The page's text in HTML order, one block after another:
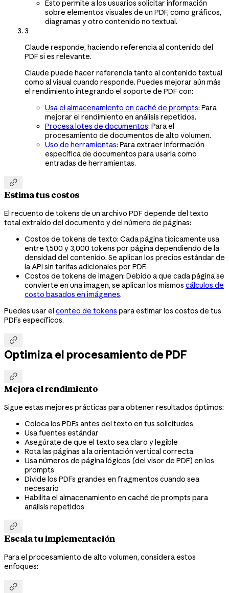
Esto permite a los usuarios solicitar información
sobre elementos visuales de un PDF, como gráficos,
diagramas y otro contenido no textual.
3
Claude responde, haciendo referencia al contenido del
PDF si es relevante.
Claude puede hacer referencia tanto al contenido textual
como al visual cuando responde. Puedes mejorar aún más
el rendimiento integrando el soporte de PDF con:
Usa el almacenamiento en caché de prompts: Para
mejorar el rendimiento en análisis repetidos.
Procesa lotes de documentos: Para el
procesamiento de documentos de alto volumen.
Uso de herramientas: Para extraer información
específica de documentos para usarla como
entradas de herramientas.

Estima tus costos
El recuento de tokens de un archivo PDF depende del texto
total extraído del documento y del número de páginas:
Costos de tokens de texto: Cada página típicamente usa
entre 1,500 y 3,000 tokens por página dependiendo de la
densidad del contenido. Se aplican los precios estándar de
la API sin tarifas adicionales por PDF.
Costos de tokens de imagen: Debido a que cada página se
convierte en una imagen, se aplican los mismos cálculos de
costo basados en imágenes.
Puedes usar el conteo de tokens para estimar los costos de tus
PDFs específicos.

Optimiza el procesamiento de PDF

Mejora el rendimiento
Sigue estas mejores prácticas para obtener resultados óptimos:
Coloca los PDFs antes del texto en tus solicitudes
Usa fuentes estándar
Asegúrate de que el texto sea claro y legible
Rota las páginas a la orientación vertical correcta
Usa números de página lógicos (del visor de PDF) en los
prompts
Divide los PDFs grandes en fragmentos cuando sea
necesario
Habilita el almacenamiento en caché de prompts para
análisis repetidos

Escala tu implementación
Para el procesamiento de alto volumen, considera estos
enfoques:
